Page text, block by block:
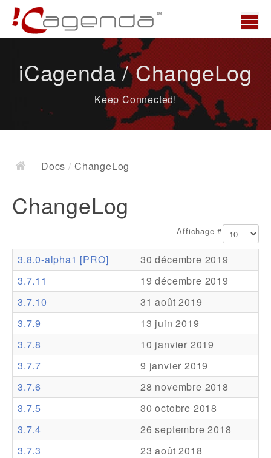
News
Docs
Documentation
Ressources
Addons
Theme Packs
Translation Packs
Support
Forum
iCagenda / ChangeLog
Keep Connected!
Docs / ChangeLog
ChangeLog
Affichage #
3.8.0-alpha1 [PRO]
30 décembre 2019
3.7.11
19 décembre 2019
3.7.10
31 août 2019
3.7.9
13 juin 2019
3.7.8
10 janvier 2019
3.7.7
9 janvier 2019
3.7.6
28 novembre 2018
3.7.5
30 octobre 2018
3.7.4
26 septembre 2018
3.7.3
23 août 2018